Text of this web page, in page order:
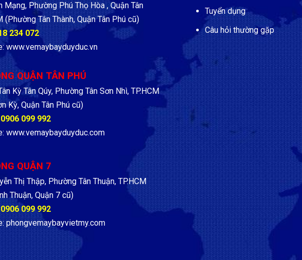
Mạng, Phường Phú Thọ Hòa , Quận Tân
(Phường Tân Thành, Quận Tân Phú cũ)
234 072
www.vemaybayduyduc.vn
QUẬN TÂN PHÚ
Kỳ Tân Qúy, Phường Tân Sơn Nhì, TP.HCM
Kỳ, Quận Tân Phú cũ)
0906 099 992
www.vemaybayduyduc.com
QUẬN 7
Thị Thập, Phường Tân Thuận, TP.HCM
Thuận, Quận 7 cũ)
0906 099 992
phongvemaybayvietmy.com
Tuyển dụng
Câu hỏi thường gặp